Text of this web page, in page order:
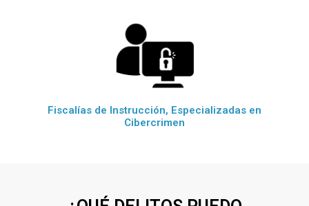
Fiscalías de Instrucción, Especializadas en
Cibercrimen